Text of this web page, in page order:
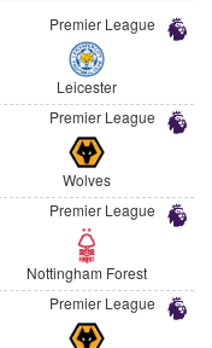
Premier League
Leicester
Premier League
Wolves
Premier League
Nottingham Forest
Premier League